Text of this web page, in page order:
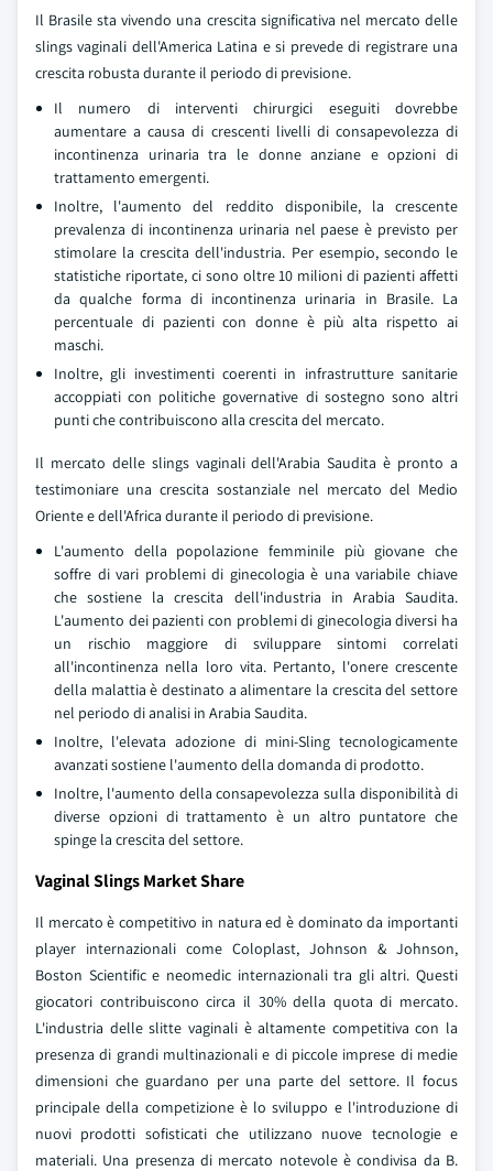
Il Brasile sta vivendo una crescita significativa nel mercato delle
slings vaginali dell'America Latina e si prevede di registrare una
crescita robusta durante il periodo di previsione.
Il numero di interventi chirurgici eseguiti dovrebbe
aumentare a causa di crescenti livelli di consapevolezza di
incontinenza urinaria tra le donne anziane e opzioni di
trattamento emergenti.
Inoltre, l'aumento del reddito disponibile, la crescente
prevalenza di incontinenza urinaria nel paese è previsto per
stimolare la crescita dell'industria. Per esempio, secondo le
statistiche riportate, ci sono oltre 10 milioni di pazienti affetti
da qualche forma di incontinenza urinaria in Brasile. La
percentuale di pazienti con donne è più alta rispetto ai
maschi.
Inoltre, gli investimenti coerenti in infrastrutture sanitarie
accoppiati con politiche governative di sostegno sono altri
punti che contribuiscono alla crescita del mercato.
Il mercato delle slings vaginali dell'Arabia Saudita è pronto a
testimoniare una crescita sostanziale nel mercato del Medio
Oriente e dell'Africa durante il periodo di previsione.
L'aumento della popolazione femminile più giovane che
soffre di vari problemi di ginecologia è una variabile chiave
che sostiene la crescita dell'industria in Arabia Saudita.
L'aumento dei pazienti con problemi di ginecologia diversi ha
un rischio maggiore di sviluppare sintomi correlati
all'incontinenza nella loro vita. Pertanto, l'onere crescente
della malattia è destinato a alimentare la crescita del settore
nel periodo di analisi in Arabia Saudita.
Inoltre, l'elevata adozione di mini-Sling tecnologicamente
avanzati sostiene l'aumento della domanda di prodotto.
Inoltre, l'aumento della consapevolezza sulla disponibilità di
diverse opzioni di trattamento è un altro puntatore che
spinge la crescita del settore.
Vaginal Slings Market Share
Il mercato è competitivo in natura ed è dominato da importanti
player internazionali come Coloplast, Johnson & Johnson,
Boston Scientific e neomedic internazionali tra gli altri. Questi
giocatori contribuiscono circa il 30% della quota di mercato.
L'industria delle slitte vaginali è altamente competitiva con la
presenza di grandi multinazionali e di piccole imprese di medie
dimensioni che guardano per una parte del settore. Il focus
principale della competizione è lo sviluppo e l'introduzione di
nuovi prodotti sofisticati che utilizzano nuove tecnologie e
materiali. Una presenza di mercato notevole è condivisa da B.